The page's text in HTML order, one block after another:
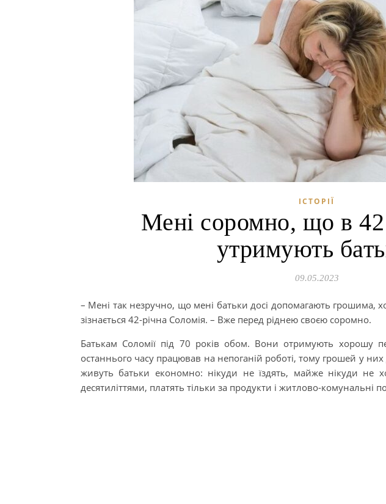
ІСТОРІЇ
Мені соромно, що в 42
утримують
09.05.2023
– Мені так незручно, що мені батьки досі допомагають грошима,
зізнається 42-річна Соломія. – Вже перед ріднею своєю соромно.
Батькам Соломії під 70 років обом. Вони отримують хорошу
останнього часу працював на непоганій роботі, тому грошей у
живуть батьки економно: нікуди не їздять, майже нікуди не
десятиліттями, платять тільки за продукти і житлово-комунальні